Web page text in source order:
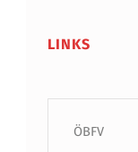
LINKS
ÖBFV